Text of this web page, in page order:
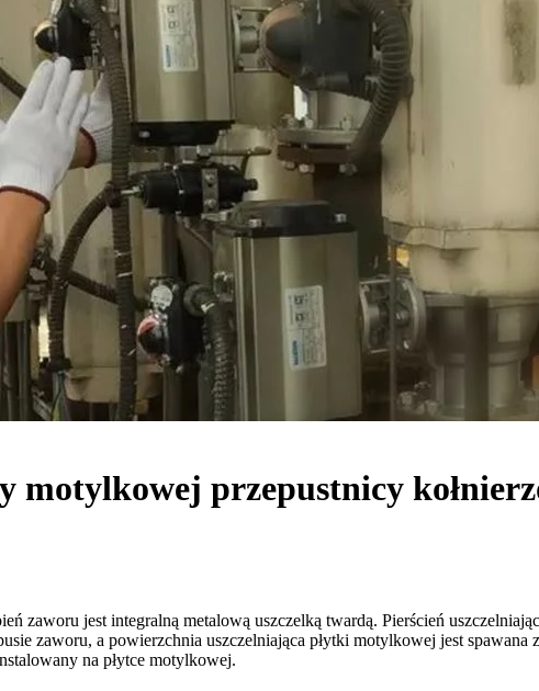
motylkowej przepustnicy
zaworu jest integralną metalową uszczelką twardą. Pierścień
zaworu, a powierzchnia uszczelniająca płytki motylkowej jest spawana
na płytce motylkowej.